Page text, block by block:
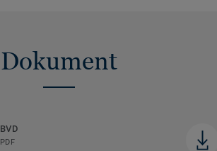
Dokument
BVD
PDF